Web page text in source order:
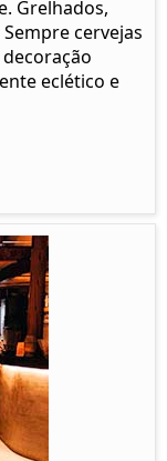
Grelhados,
cervejas
eclético e